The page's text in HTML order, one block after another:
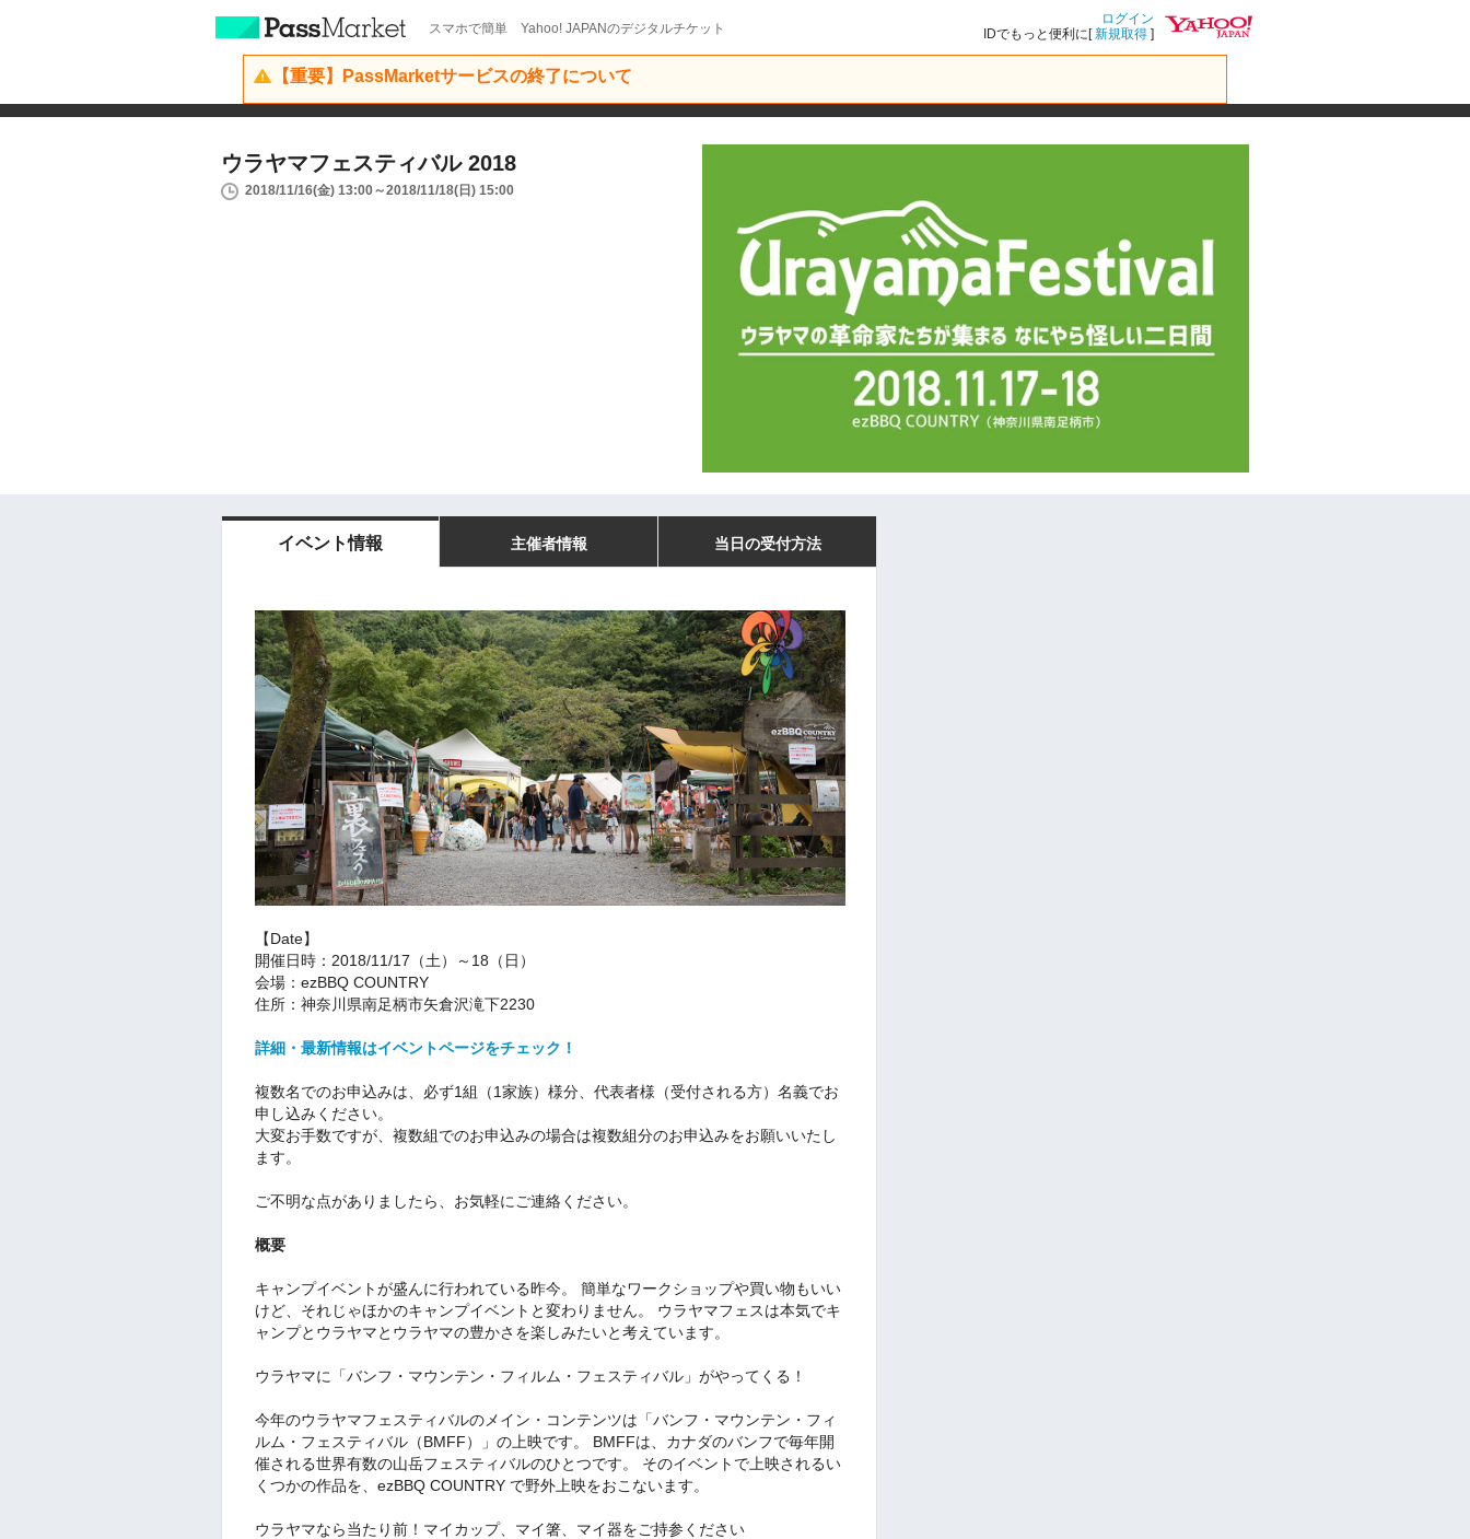
スマホで簡単 Yahoo! JAPANのデジタルチケット
ログイン
IDでもっと便利に[新規取得 ]
【重要】PassMarketサービスの終了について
ウラヤマフェスティバル 2018
2018/11/16(金) 13:00～2018/11/18(日) 15:00
イベント情報 主催者情報 当日の受付方法
【Date】
開催日時：2018/11/17（土）～18（日）
会場：ezBBQ COUNTRY
住所：神奈川県南足柄市矢倉沢滝下2230
詳細・最新情報はイベントページをチェック！
複数名でのお申込みは、必ず1組（1家族）様分、代表者様（受付される方）名義でお
申し込みください。
大変お手数ですが、複数組でのお申込みの場合は複数組分のお申込みをお願いいたし
ます。
ご不明な点がありましたら、お気軽にご連絡ください。
概要
キャンプイベントが盛んに行われている昨今。 簡単なワークショップや買い物もいい
けど、それじゃほかのキャンプイベントと変わりません。 ウラヤマフェスは本気でキ
ャンプとウラヤマとウラヤマの豊かさを楽しみたいと考えています。
ウラヤマに「バンフ・マウンテン・フィルム・フェスティバル」がやってくる！
今年のウラヤマフェスティバルのメイン・コンテンツは「バンフ・マウンテン・フィ
ルム・フェスティバル（BMFF）」の上映です。 BMFFは、カナダのバンフで毎年開
催される世界有数の山岳フェスティバルのひとつです。 そのイベントで上映されるい
くつかの作品を、ezBBQ COUNTRY で野外上映をおこないます。
ウラヤマなら当たり前！マイカップ、マイ箸、マイ器をご持参ください